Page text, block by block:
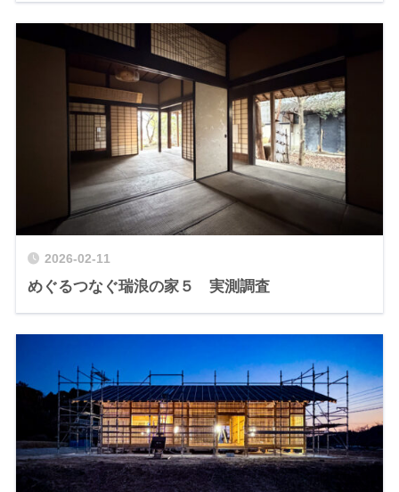
2026-02-11
めぐるつなぐ瑞浪の家５ 実測調査